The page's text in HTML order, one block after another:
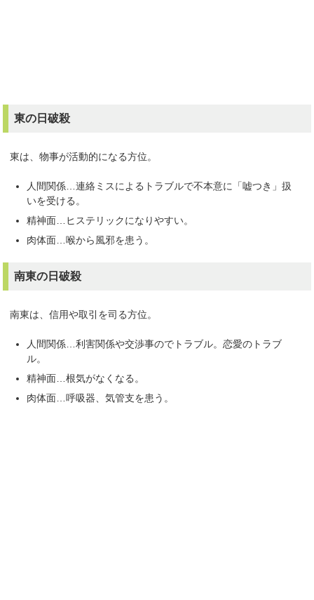
東の日破殺
東は、物事が活動的になる方位。
人間関係…連絡ミスによるトラブルで不本意に「嘘つき」扱
いを受ける。
精神面…ヒステリックになりやすい。
肉体面…喉から風邪を患う。
南東の日破殺
南東は、信用や取引を司る方位。
人間関係…利害関係や交渉事のでトラブル。恋愛のトラブ
ル。
精神面…根気がなくなる。
肉体面…呼吸器、気管支を患う。